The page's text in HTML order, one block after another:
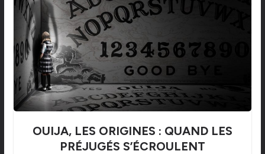
OUIJA, LES ORIGINES : QUAND LES
PRÉJUGÉS S’ÉCROULENT